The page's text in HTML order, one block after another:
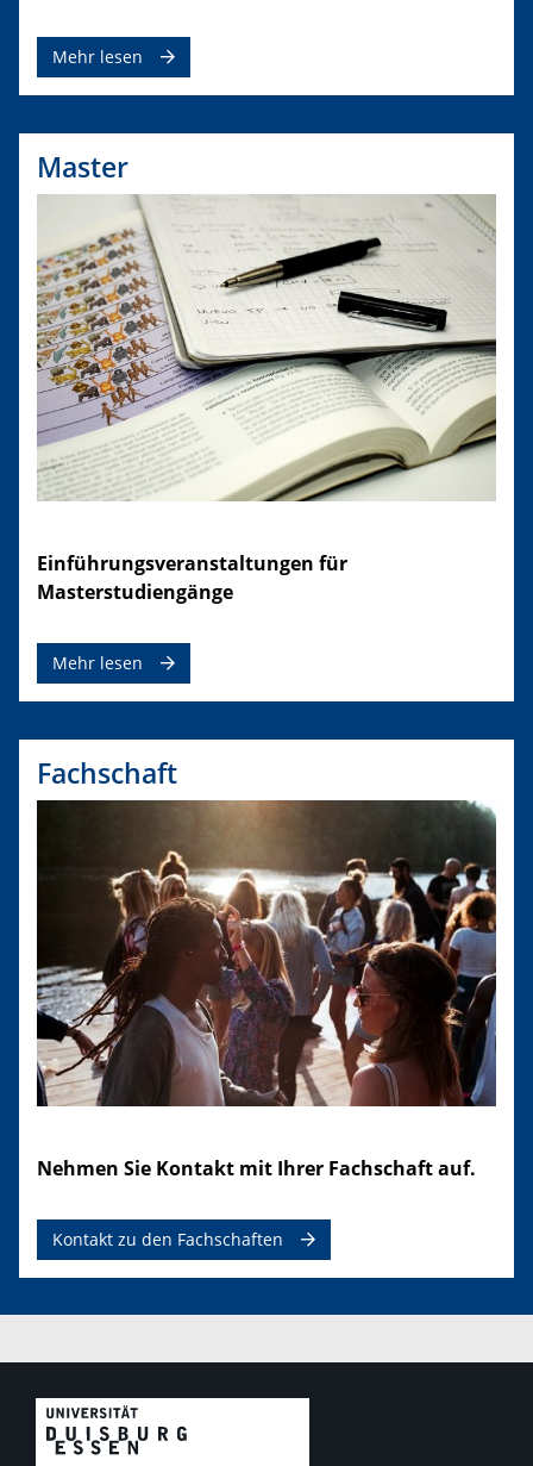
Mehr lesen
Master
Einführungsveranstaltungen für
Masterstudiengänge
Mehr lesen
Fachschaft
Nehmen Sie Kontakt mit Ihrer Fachschaft auf.
Kontakt zu den Fachschaften